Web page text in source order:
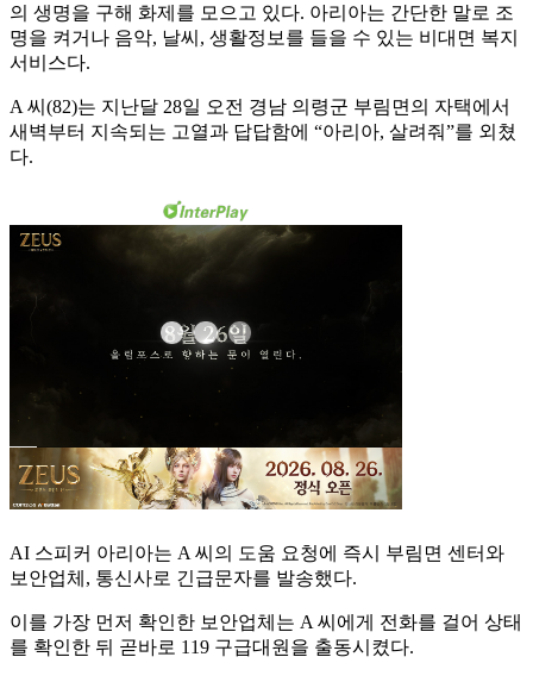
의 생명을 구해 화제를 모으고 있다. 아리아는 간단한 말로 조
명을 켜거나 음악, 날씨, 생활정보를 들을 수 있는 비대면 복지
서비스다.
A 씨(82)는 지난달 28일 오전 경남 의령군 부림면의 자택에서
새벽부터 지속되는 고열과 답답함에 “아리아, 살려줘”를 외쳤
다.
AI 스피커 아리아는 A 씨의 도움 요청에 즉시 부림면 센터와
보안업체, 통신사로 긴급문자를 발송했다.
이를 가장 먼저 확인한 보안업체는 A 씨에게 전화를 걸어 상태
를 확인한 뒤 곧바로 119 구급대원을 출동시켰다.